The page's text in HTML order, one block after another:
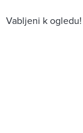
Vabljeni k ogledu!